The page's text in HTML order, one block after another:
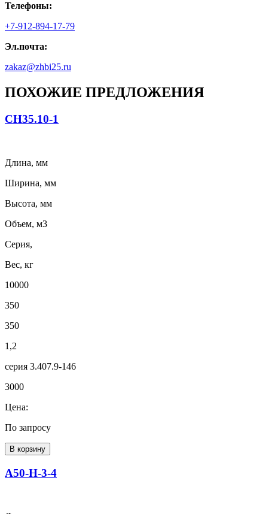
Телефоны:
+7-912-894-17-79
Эл.почта:
zakaz@zhbi25.ru
ПОХОЖИЕ ПРЕДЛОЖЕНИЯ
СН35.10-1
Длина, мм
Ширина, мм
Высота, мм
Объем, м3
Серия,
Вес, кг
10000
350
350
1,2
серия 3.407.9-146
3000
Цена:
По запросу
В корзину
А50-Н-3-4